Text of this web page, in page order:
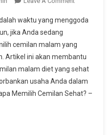
Malam
Nikmati
Malam
Tanpa
Khawatir
Berat
waktu yang menggoda
jika Anda sedang
cemilan malam yang
Artikel ini akan membantu
malam diet yang sehat
usaha Anda dalam
Memilih Cemilan Sehat? –